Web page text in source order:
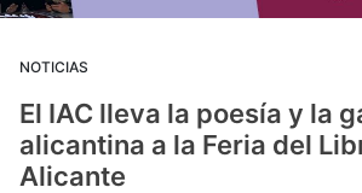
NOTICIAS
El IAC lleva la poesía y la
alicantina a la Feria del
Alicante